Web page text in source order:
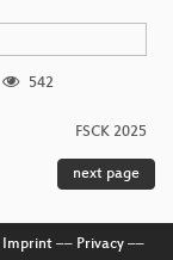
542
FSCK 2025
next page
Imprint–– Privacy––